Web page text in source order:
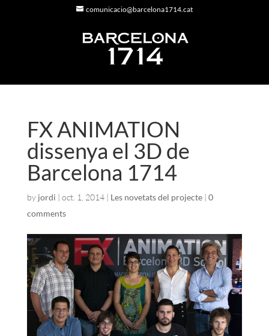
comunicacio@barcelona1714.cat
FX ANIMATION
dissenya el 3D de
Barcelona 1714
by jordi | oct. 1, 2014| Les novetats del projecte| 0
comments